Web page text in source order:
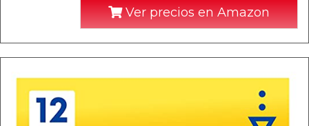
Ver precios en Amazon